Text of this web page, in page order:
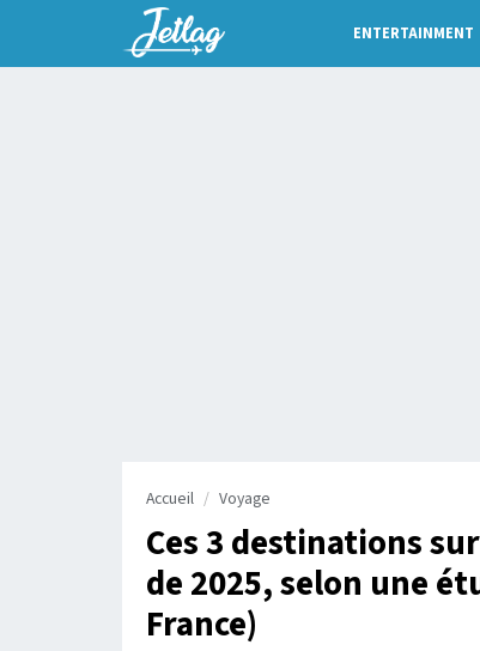
ENTERTAINMENT
Accueil Voyage
Ces 3 destinations
de 2025, selon une
France)